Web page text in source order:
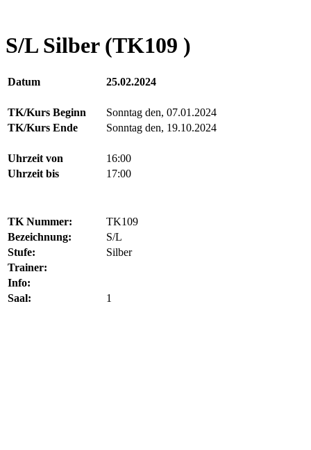
S/L Silber (TK109 )
Datum 25.02.2024
TK/Kurs Beginn
Sonntag den, 07.01.2024
TK/Kurs Ende
Sonntag den, 19.10.2024
Uhrzeit von
16:00
Uhrzeit bis
17:00
TK Nummer:
TK109
Bezeichnung:
S/L
Stufe:
Silber
Trainer:
Info:
Saal:
1